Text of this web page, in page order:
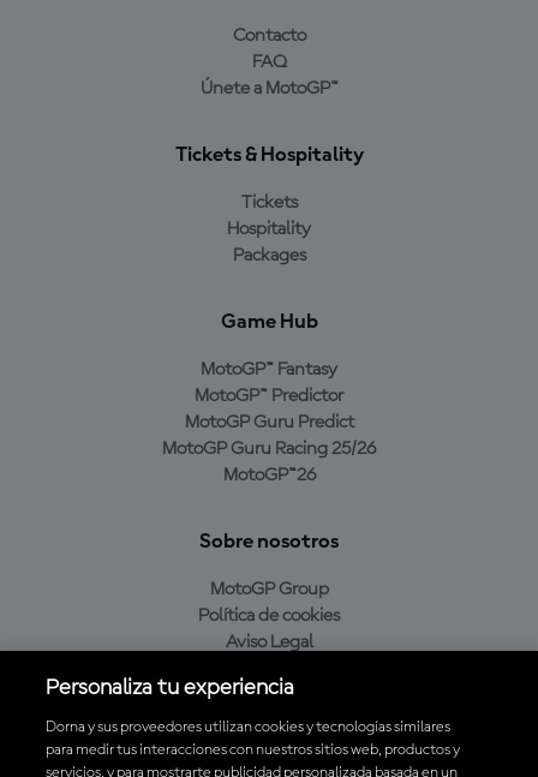
Contacto
FAQ
Únete a MotoGP™
Tickets & Hospitality
Tickets
Hospitality
Packages
Game Hub
MotoGP™ Fantasy
MotoGP™ Predictor
MotoGP Guru Predict
MotoGP Guru Racing 25/26
MotoGP™26
Sobre nosotros
MotoGP Group
Política de cookies
Aviso Legal
Política de compra
Personaliza tu experiencia
Dorna y sus proveedores utilizan cookies y tecnologías similares
para medir tus interacciones con nuestros sitios web, productos y
servicios, y para mostrarte publicidad personalizada basada en un